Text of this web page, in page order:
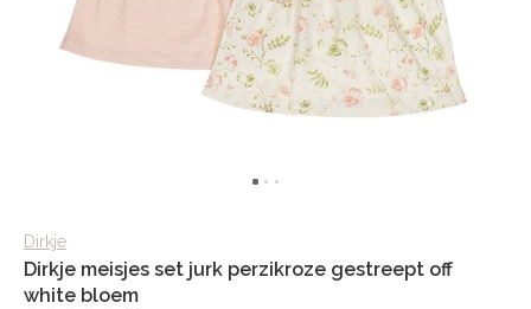
Dirkje
Dirkje meisjes set jurk perzikroze gestreept off
white bloem